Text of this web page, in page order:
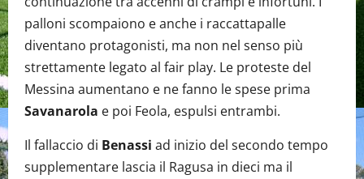
palloni scompaiono e anche i raccattapalle
diventano protagonisti, ma non nel senso più
strettamente legato al fair play. Le proteste del
Messina aumentano e ne fanno le spese prima
Savanarola e poi Feola, espulsi entrambi.
Il fallaccio di Benassi ad inizio del secondo tempo
supplementare lascia il Ragusa in dieci ma il